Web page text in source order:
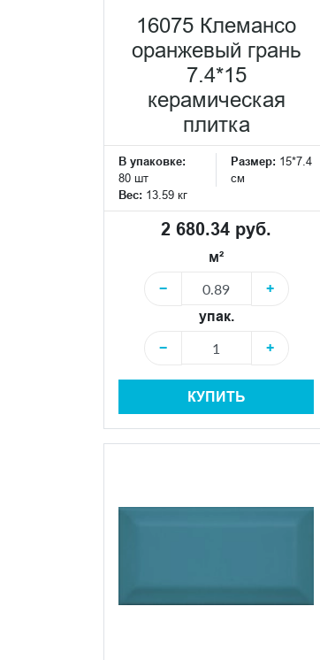
16075 Клемансо
оранжевый грань
7.4*15
керамическая
плитка
В упаковке:
80 шт
Размер: 15*7.4
см
Вес: 13.59 кг
2 680.34 руб.
м²
−
+
упак.
−
+
КУПИТЬ